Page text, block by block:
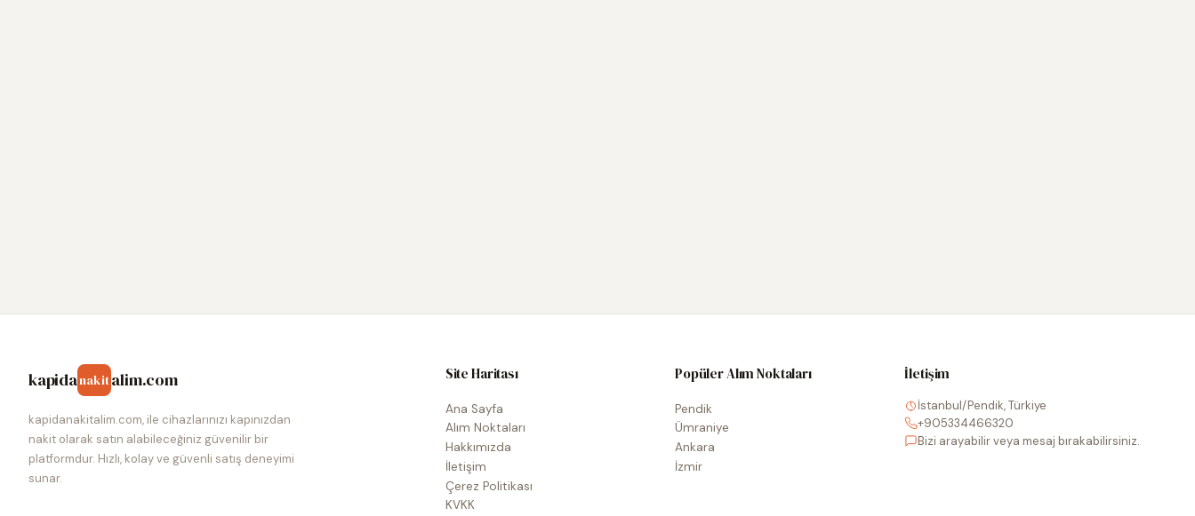
kapidanakitalim.com
kapidanakitalim.com, ile cihazlarınızı kapınızdan
nakit olarak satın alabileceğiniz güvenilir bir
platformdur. Hızlı, kolay ve güvenli satış deneyimi
sunar.
Site Haritası
Ana Sayfa
Alım Noktaları
Hakkımızda
İletişim
Çerez Politikası
KVKK
Popüler Alım Noktaları
Pendik
Ümraniye
Ankara
İzmir
İletişim
İstanbul/Pendik, Türkiye
+905334466320
Bizi arayabilir veya mesaj bırakabilirsiniz.